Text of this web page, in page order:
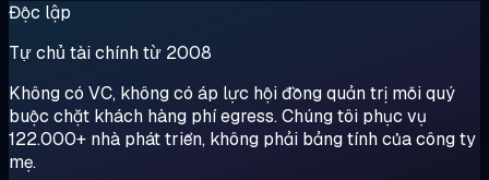
Độc lập
Tự chủ tài chính từ 2008
Không có VC, không có áp lực hội đồng quản trị mỗi quý
buộc chặt khách hàng phí egress. Chúng tôi phục vụ
122.000+ nhà phát triển, không phải bảng tính của công ty
mẹ.